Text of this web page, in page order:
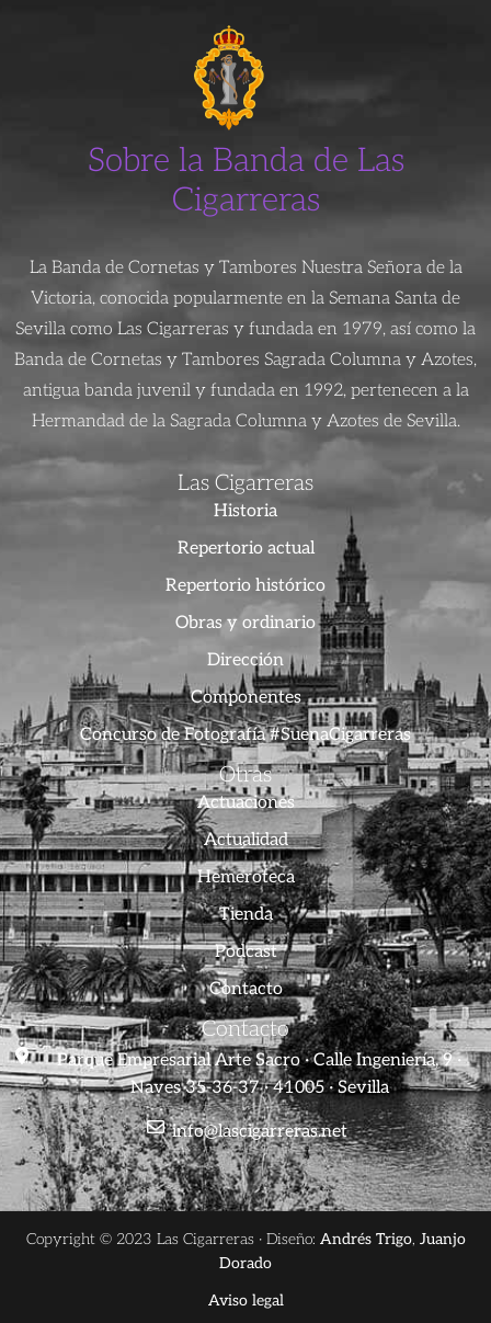
Sobre la Banda de Las
Cigarreras
La Banda de Cornetas y Tambores Nuestra Señora de la
Victoria, conocida popularmente en la Semana Santa de
Sevilla como Las Cigarreras y fundada en 1979, así como la
Banda de Cornetas y Tambores Sagrada Columna y Azotes,
antigua banda juvenil y fundada en 1992, pertenecen a la
Hermandad de la Sagrada Columna y Azotes de Sevilla.
Las Cigarreras
Historia
Repertorio actual
Repertorio histórico
Obras y ordinario
Dirección
Componentes
Concurso de Fotografía #SuenaCigarreras
Otras
Actuaciones
Actualidad
Hemeroteca
Tienda
Podcast
Contacto
Contacto
Parque Empresarial Arte Sacro · Calle Ingeniería, 9 ·
Naves 35-36-37 · 41005 · Sevilla
info@lascigarreras.net
Copyright © 2023 Las Cigarreras · Diseño: Andrés Trigo, Juanjo
Dorado
Aviso legal